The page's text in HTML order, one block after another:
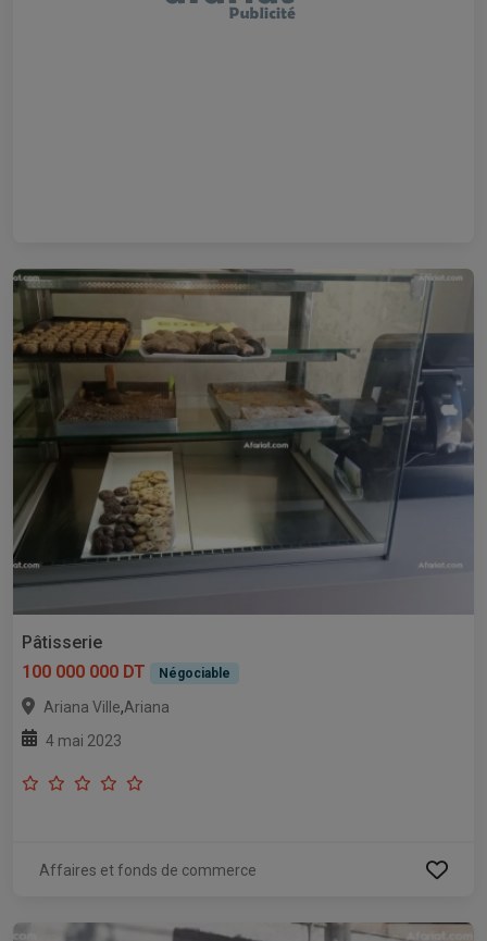
Pâtisserie
100 000 000 DT
Négociable
Ariana Ville,Ariana
4 mai 2023
Affaires et fonds de commerce